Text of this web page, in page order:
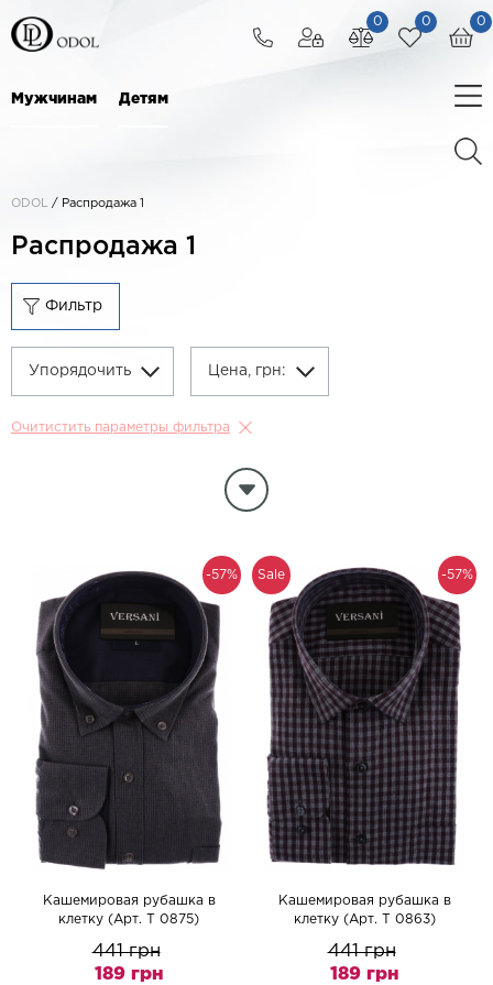
0
0
0
Мужчинам Детям
ODOL / Распродажа 1
Распродажа 1
Фильтр
Упорядочить Цена, грн:
Очитистить параметры фильтра
-57%
Кашемировая рубашка в
клетку (Арт. T 0875)
441 грн
189 грн
-57%
Sale
Кашемировая рубашка в
клетку (Арт. T 0863)
441 грн
189 грн